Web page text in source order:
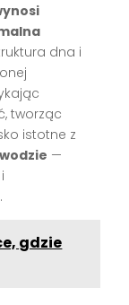
dna i
tworząc
istotne z
—
.
gdzie